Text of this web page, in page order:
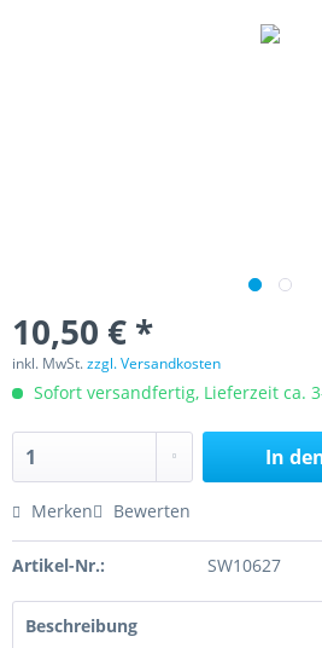
10,50 € *
inkl. MwSt.zzgl. Versandkosten
Sofort versandfertig, Lieferzeit ca.
In
Merken Bewerten
Artikel-Nr.: SW10627
Beschreibung